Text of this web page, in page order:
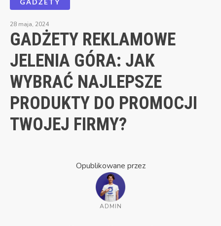
28 maja, 2024
GADŻETY REKLAMOWE
JELENIA GÓRA: JAK
WYBRAĆ NAJLEPSZE
PRODUKTY DO PROMOCJI
TWOJEJ FIRMY?
Opublikowane przez
ADMIN